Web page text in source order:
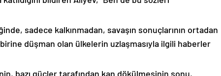
sadece kalkınmadan, savaşın sonuçlarının ortadan
düşman olan ülkelerin uzlaşmasıyla ilgili haberler
bazı güçler tarafından kan dökülmesinin sonu,